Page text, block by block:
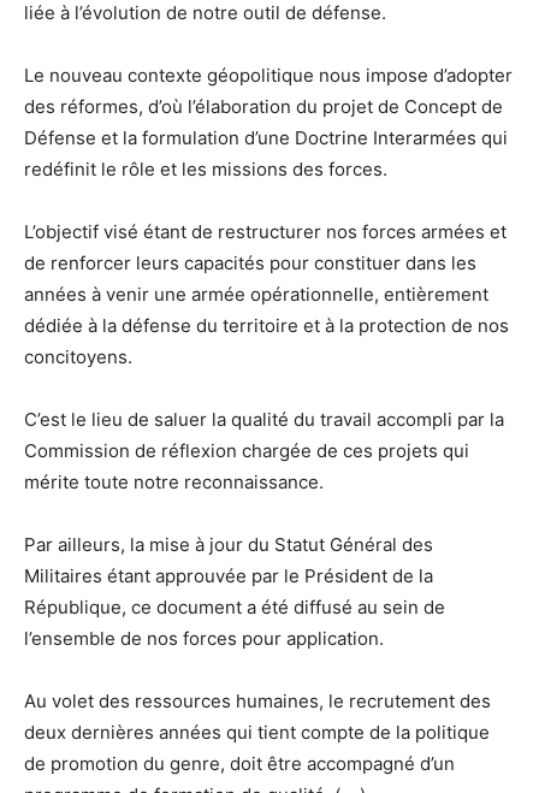
liée à l’évolution de notre outil de défense.
Le nouveau contexte géopolitique nous impose d’adopter
des réformes, d’où l’élaboration du projet de Concept de
Défense et la formulation d’une Doctrine Interarmées qui
redéfinit le rôle et les missions des forces.
L’objectif visé étant de restructurer nos forces armées et
de renforcer leurs capacités pour constituer dans les
années à venir une armée opérationnelle, entièrement
dédiée à la défense du territoire et à la protection de nos
concitoyens.
C’est le lieu de saluer la qualité du travail accompli par la
Commission de réflexion chargée de ces projets qui
mérite toute notre reconnaissance.
Par ailleurs, la mise à jour du Statut Général des
Militaires étant approuvée par le Président de la
République, ce document a été diffusé au sein de
l’ensemble de nos forces pour application.
Au volet des ressources humaines, le recrutement des
deux dernières années qui tient compte de la politique
de promotion du genre, doit être accompagné d’un